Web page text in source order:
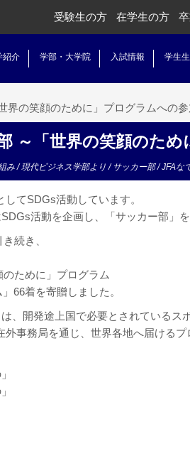
受験生の方 在学生の方
紹介 学部・大学院 入試情報 学生
界の笑顔のために」プログラムへの
～「世界の笑顔のた
み/現代ビジネス学部より/ サッカー部/JFAな
てSDGs活動しています。
活動を企画し、「サッカー部」
続き、
のために」プログラム
66着を寄贈しました。
は、開発途上国で必要とされているス
事務局を通じ、世界各地へ届けるプ